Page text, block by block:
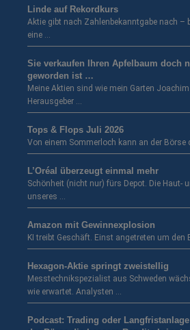
Linde auf Rekordkurs
Aktie gibt nach Zahlenbekanntgabe nach –
eine …
Sie verkaufen Ihren Apfelbaum doch
geworden ist …
Meine Aktien sind wie mein Garten
Herausgeber …
Tops & Flops Juli 2026
Von einem Sommerloch kann an der
L’Oréal überzeugt einmal mehr
Schönheit (nicht nur) fürs Depot. Die Haut-
unseres …
Amazon mit Gewinnexplosion
KI treibt Geschäft. Einst angetreten um den
Hexagon-Aktie springt zweistellig
Messtechnikspezialist aus Schweden
wie erwartet. Analysten …
Podcast: Trading oder